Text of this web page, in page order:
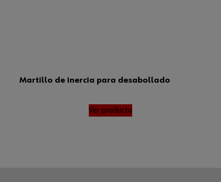
Martillo de inercia para desabollado
Ver producto